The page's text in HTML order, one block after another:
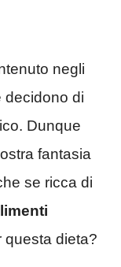
negli
decidono di
Dunque
fantasia
se ricca di
questa dieta?